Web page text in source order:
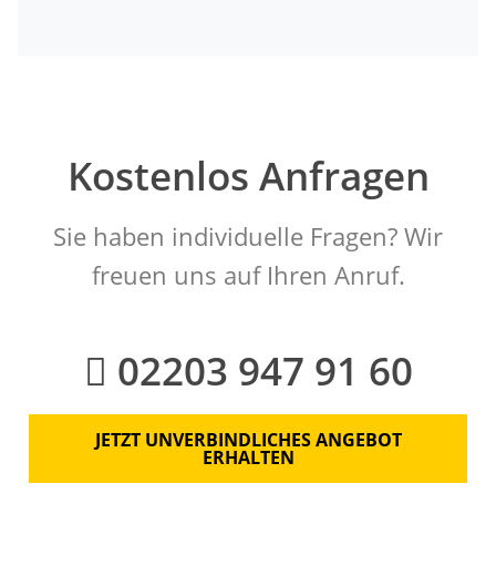
Kostenlos Anfragen
Sie haben individuelle Fragen? Wir
freuen uns auf Ihren Anruf.
02203 947 91 60
JETZT UNVERBINDLICHES ANGEBOT
ERHALTEN